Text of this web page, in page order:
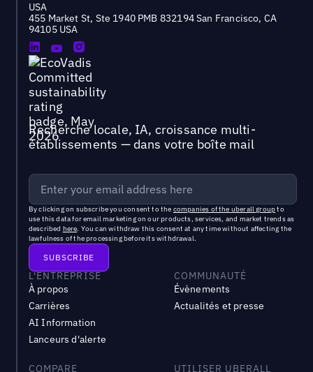
USA
455 Market St, Ste 1940 PMB 832194 San Francisco, CA
94105 USA
Recherche locale, IA, croissance multi-
établissements — dans votre boîte mail
By clicking on subscribe you consent to the companies of the uberall groupto
use this data for email marketing on our products, services, and market trends as
described here. You can withdraw this consent at any time without affecting the
lawfulness of the processing before its withdrawal.
L'ENTREPRISE
À propos
Carrières
AI Information
Lanceurs d'alerte
COMMUNAUTÉ
Évènements
Actualités et presse
COMPARE UTILISER UBERALL